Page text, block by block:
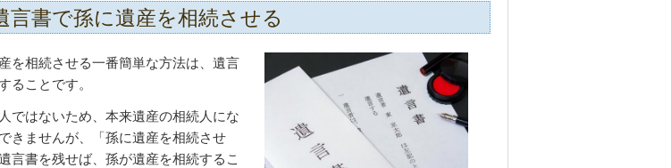
言書で孫に遺産を相続させる
を相続させる一番簡単な方法は、遺言
ることです。
ではないため、本来遺産の相続人にな
きませんが、「孫に遺産を相続させ
言書を残せば、孫が遺産を相続するこ